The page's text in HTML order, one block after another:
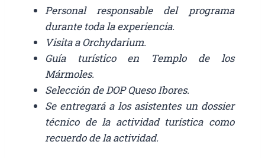
Personal responsable del programa
durante toda la experiencia.
Visita a Orchydarium.
Guía turístico en Templo de los
Mármoles.
Selección de DOP Queso Ibores.
Se entregará a los asistentes un dossier
técnico de la actividad turística como
recuerdo de la actividad.